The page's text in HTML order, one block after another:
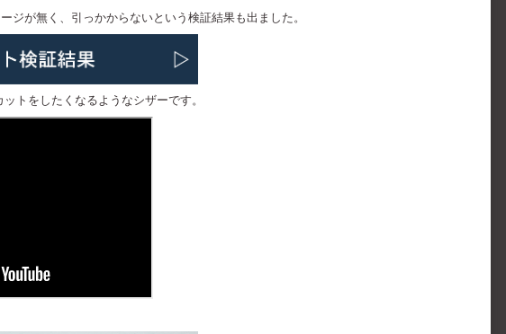
ジが無く、引っかからないという検証結果も出ました。
トをしたくなるようなシザーです。